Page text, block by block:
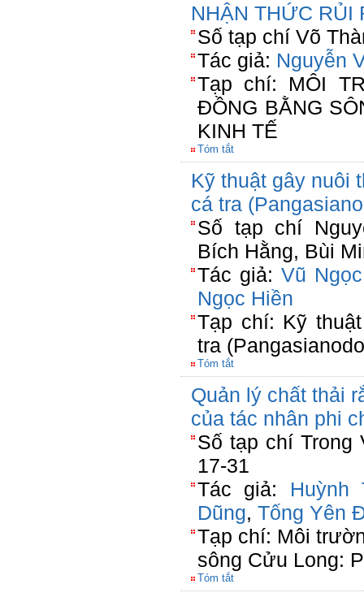
NHẬN THỨC RỦI
Số tạp chí Võ
Tác giả: Nguyễn
Tạp chí: MÔI
ĐỒNG BẰNG
KINH TẾ
Tóm tắt
Kỹ thuật gây nuôi
cá tra
Số tạp chí
Bích Hằng, Bùi
Tác giả: Vũ
Ngọc Hiền
Tạp chí: Kỹ
tra
Tóm tắt
Quản lý chất thải
của tác nhân phi
Số tạp chí Trong
17-31
Tác giả: Huỳnh
Dũng, Tống Yên
Tạp chí: Môi
sông Cửu Long:
Tóm tắt